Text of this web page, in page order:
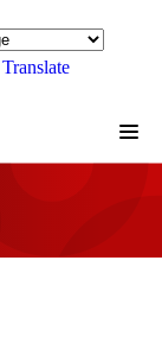
Translate